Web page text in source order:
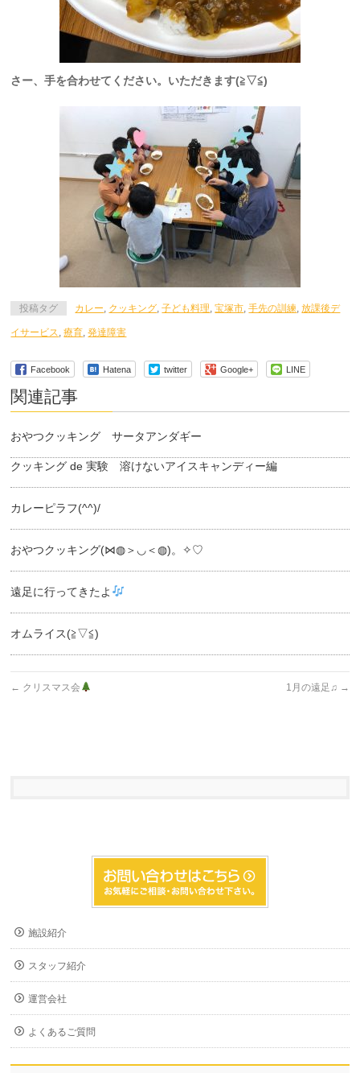
さー、手を合わせてください。いただきます(≧▽≦)
投稿タグ カレー, クッキング,子ども料理,宝塚市,手先の訓練,放課後デ
イサービス,療育,発達障害
Facebook Hatena twitter Google+ LINE
関連記事
おやつクッキング サータアンダギー
クッキング de 実験 溶けないアイスキャンディー編
カレーピラフ(^^)/
おやつクッキング(⋈◍＞◡＜◍)。✧♡
遠足に行ってきたよ
オムライス(≧▽≦)
← クリスマス会 1月の遠足♫ →
施設紹介
スタッフ紹介
運営会社
よくあるご質問